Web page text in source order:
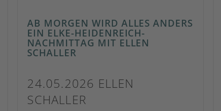
AB MORGEN WIRD ALLES ANDERS
EIN ELKE-HEIDENREICH-
NACHMITTAG MIT ELLEN
SCHALLER
24.05.2026 ELLEN
SCHALLER